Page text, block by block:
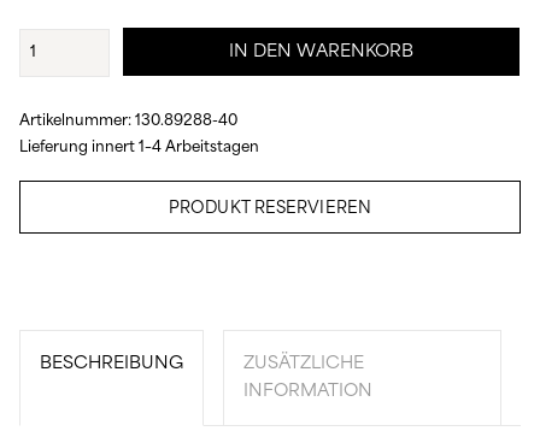
Sneaker
Menge
IN DEN WARENKORB
Artikelnummer: 130.89288-40
Lieferung innert 1–4 Arbeitstagen
PRODUKT RESERVIEREN
BESCHREIBUNG
ZUSÄTZLICHE
INFORMATION